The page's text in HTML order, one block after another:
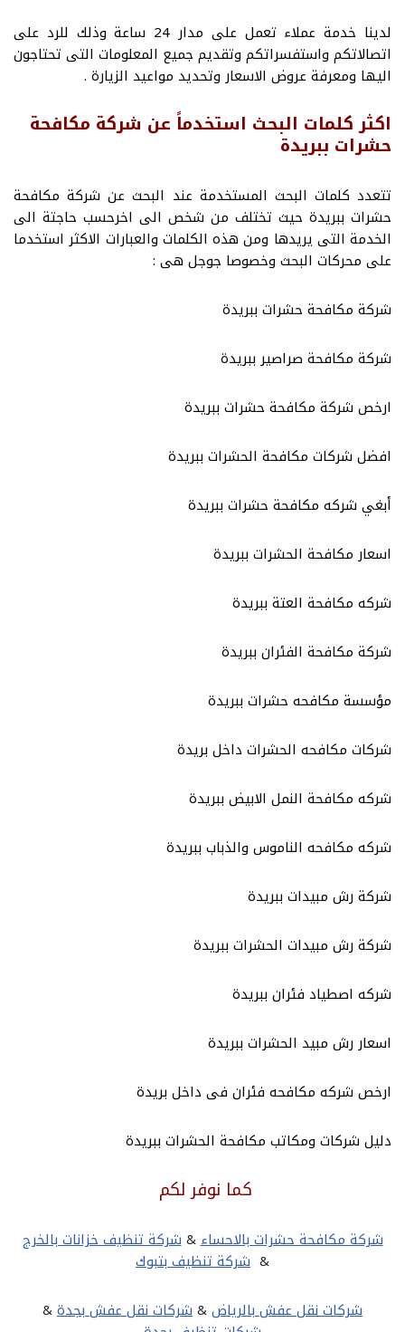
لدينا خدمة عملاء تعمل على مدار 24 ساعة وذلك للرد على
اتصالاتكم واستفسراتكم وتقديم جميع المعلومات التى تحتاجون
اليها ومعرفة عروض الاسعار وتحديد مواعيد الزيارة .
اكثر كلمات البحث استخدماً عن شركة مكافحة
حشرات ببريدة
تتعدد كلمات البحث المستخدمة عند البحث عن شركة مكافحة
حشرات ببريدة حيث تختلف من شخص الى اخرحسب حاجتة الى
الخدمة التى يريدها ومن هذه الكلمات والعبارات الاكثر استخدما
على محركات البحث وخصوصا جوجل هى :
شركة مكافحة حشرات ببريدة
شركة مكافحة صراصير ببريدة
ارخص شركة مكافحة حشرات ببريدة
افضل شركات مكافحة الحشرات ببريدة
أبغي شركه مكافحة حشرات ببريدة
اسعار مكافحة الحشرات ببريدة
شركه مكافحة العتة ببريدة
شركة مكافحة الفئران ببريدة
مؤسسة مكافحه حشرات ببريدة
شركات مكافحه الحشرات داخل بريدة
شركه مكافحة النمل الابيض ببريدة
شركه مكافحه الناموس والذباب ببريدة
شركة رش مبيدات ببريدة
شركة رش مبيدات الحشرات ببريدة
شركه اصطياد فئران ببريدة
اسعار رش مبيد الحشرات ببريدة
ارخص شركه مكافحه فئران فى داخل بريدة
دليل شركات ومكاتب مكافحة الحشرات ببريدة
كما نوفر لكم
شركة مكافحة حشرات بالاحساء&شركة تنظيف خزانات بالخرج
& شركة تنظيف بتبوك
شركات نقل عفش بالرياض&شركات نقل عفش بجدة&